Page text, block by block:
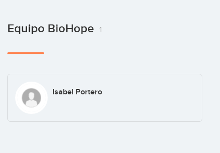
Equipo BioHope 1
Isabel Portero